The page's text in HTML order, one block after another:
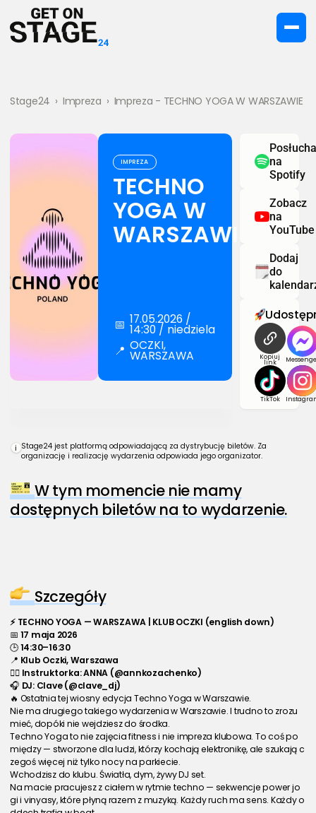
Stage24 › Impreza › Impreza - TECHNO YOGA W WARSZAWIE
IMPREZA
TECHNO
YOGA W
WARSZAWIE
📅 17.05.2026 /
14:30 / niedziela
📍 OCZKI,
WARSZAWA
na
Spotify
Zobacz
na
YouTube
Dodaj
do
Kopiuj
link
TikTok
i Stage24 jest platformą odpowiadającą za dystrybucję biletów. Za
organizację i realizację wydarzenia odpowiada jego organizator.
W tym momencie nie mamy
dostępnych biletów na to wydarzenie.
Szczegóły
⚡ TECHNO YOGA — WARSZAWA | KLUB OCZKI (english down)
📅 17 maja 2026
🕒 14:30–16:30
📍 Klub Oczki, Warszawa
🧘‍♀️ Instruktorka: ANNA (@annkozachenko)
🎧 DJ: Clave (@clave_dj)
🔥 Ostatnia tej wiosny edycja Techno Yoga w Warszawie.
Nie ma drugiego takiego wydarzenia w Warszawie. I trudno to zrozu
mieć, dopóki nie wejdziesz do środka.
Techno Yoga to nie zajęcia fitness i nie impreza klubowa. To coś po
między — stworzone dla ludzi, którzy kochają elektronikę, ale szukają c
zegoś więcej niż tylko nocy na parkiecie.
Wchodzisz do klubu. Światła, dym, żywy DJ set.
Na macie pracujesz z ciałem w rytmie techno — sekwencje power jo
gi i vinyasy, które płyną razem z muzyką. Każdy ruch ma sens. Każdy o